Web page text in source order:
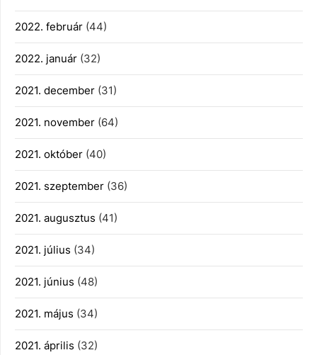
2022. február (44)
2022. január (32)
2021. december (31)
2021. november (64)
2021. október (40)
2021. szeptember (36)
2021. augusztus (41)
2021. július (34)
2021. június (48)
2021. május (34)
2021. április (32)